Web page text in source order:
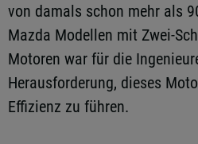
von damals schon mehr als
Mazda Modellen mit Zwei-
Motoren war für die
Herausforderung, dieses
Effizienz zu führen.